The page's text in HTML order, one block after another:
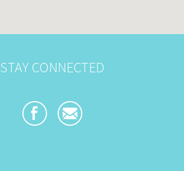
STAY CONNECTED